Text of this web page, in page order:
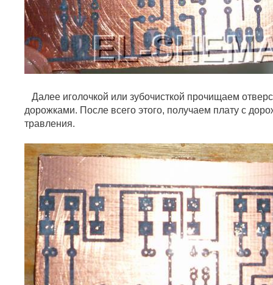
Далее иголочкой или зубочисткой прочищаем
дорожками. После всего этого, получаем плату с
травления.